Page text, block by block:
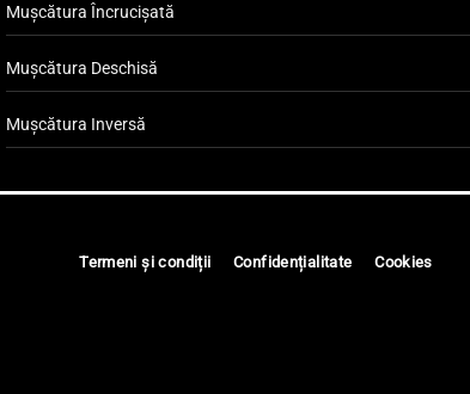
Mușcătura Încrucișată
Mușcătura Deschisă
Mușcătura Inversă
Termeni și condiții Confidențialitate Cookies